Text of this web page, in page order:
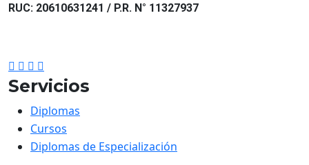
RUC: 20610631241 / P.R. N° 11327937
Servicios
Diplomas
Cursos
Diplomas de Especialización